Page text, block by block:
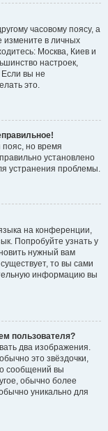
часовому поясу, а
измените в личных
Москва, Киев и
настроек,
Если вы не
это.
пояс, но время
установлено
устранения проблемы.
на конференции,
Попробуйте узнать у
нужный вам
то вы сами
информацию вы
пользователя?
два изображения.
это звёздочки,
сообщений вы
обычно более
уникально для